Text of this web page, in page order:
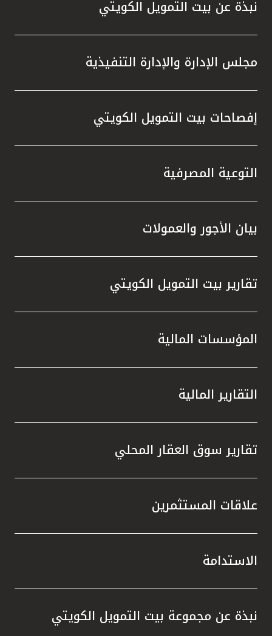
نبذة عن بيت التمويل الكويتي
مجلس الإدارة والإدارة التنفيذية
إفصاحات بيت التمويل الكويتي
التوعية المصرفية
بيان الأجور والعمولات
تقارير بيت التمويل الكويتي
المؤسسات المالية
التقارير المالية
تقارير سوق العقار المحلي
علاقات المستثمرين
الاستدامة
نبذة عن مجموعة بيت التمويل الكويتي